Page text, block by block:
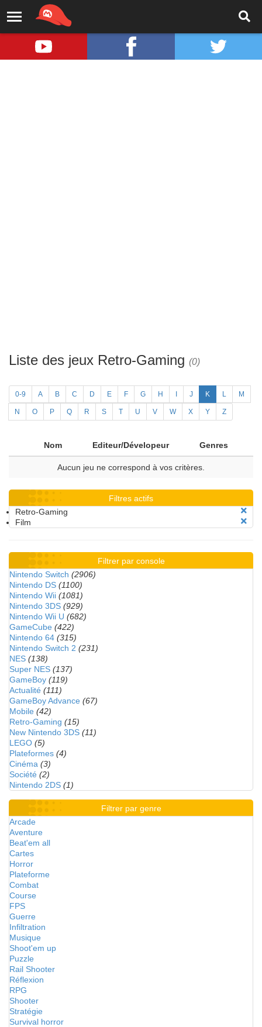
Liste des jeux Retro-Gaming (0)
0-9 A B C D E F G H J K L M
N O P Q R S T U V W X Y Z
Nom Editeur/Dévelopeur Genres
Aucun jeu ne correspond à vos critères.
Filtres actifs
Retro-Gaming
Film
Filtrer par console
Nintendo Switch (2906)
Nintendo DS (1100)
Nintendo Wii (1081)
Nintendo 3DS (929)
Nintendo Wii U (682)
GameCube (422)
Nintendo 64 (315)
Nintendo Switch 2 (231)
NES (138)
Super NES (137)
GameBoy (119)
Actualité (111)
GameBoy Advance (67)
Mobile (42)
Retro-Gaming (15)
New Nintendo 3DS (11)
LEGO (5)
Plateformes (4)
Cinéma (3)
Société (2)
Nintendo 2DS (1)
Filtrer par genre
Arcade
Aventure
Beat'em all
Cartes
Horror
Plateforme
Combat
Course
FPS
Guerre
Infiltration
Musique
Shoot'em up
Puzzle
Rail Shooter
Réflexion
RPG
Shooter
Stratégie
Survival horror